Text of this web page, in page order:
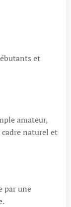
et
amateur,
naturel et
par une
.